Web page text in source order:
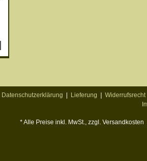
Datenschutzerklärung Lieferung Widerrufsrecht
* Alle Preise inkl. MwSt., zzgl. Versandkosten